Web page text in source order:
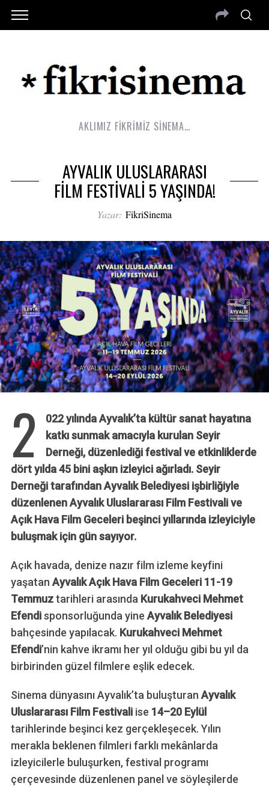
AKLIMIZ FİKRİMİZ SİNEMA…
AYVALIK ULUSLARARASI
FİLM FESTİVALİ 5 YAŞINDA!
Yazar: FikriSinema
2
022 yılında Ayvalık’ta kültür sanat hayatına
katkı sunmak amacıyla kurulan Seyir
Derneği, düzenlediği festival ve etkinliklerde
dört yılda 45 bini aşkın izleyici ağırladı. Seyir
Derneği tarafından Ayvalık Belediyesi işbirliğiyle
düzenlenen Ayvalık Uluslararası Film Festivali ve
Açık Hava Film Geceleri beşinci yıllarında izleyiciyle
buluşmak için gün sayıyor.
Açık havada, denize nazır film izleme keyfini
yaşatan Ayvalık Açık Hava Film Geceleri 11-19
Temmuztarihleri arasında Kurukahveci Mehmet
Efendisponsorluğunda yine Ayvalık Belediyesi
bahçesinde yapılacak. Kurukahveci Mehmet
Efendi’nin kahve ikramı her yıl olduğu gibi bu yıl da
birbirinden güzel filmlere eşlik edecek.
Sinema dünyasını Ayvalık’ta buluşturan Ayvalık
Uluslararası Film Festivaliise 14–20 Eylül
tarihlerinde beşinci kez gerçekleşecek. Yılın
merakla beklenen filmleri farklı mekânlarda
izleyicilerle buluşurken, festival programı
çerçevesinde düzenlenen panel ve söyleşilerde